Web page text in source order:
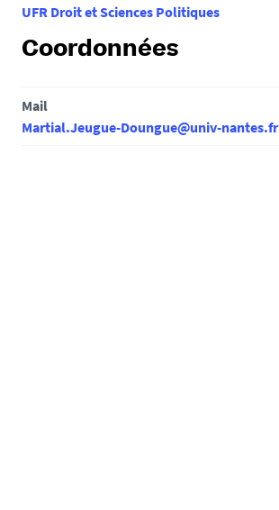
UFR Droit et Sciences Politiques
Coordonnées
Mail
Martial.Jeugue-Doungue@univ-nantes.fr